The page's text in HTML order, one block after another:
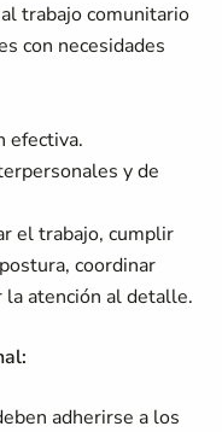
trabajo comunitario
con necesidades
efectiva.
y de
el trabajo, cumplir
coordinar
atención al detalle.
adherirse a los